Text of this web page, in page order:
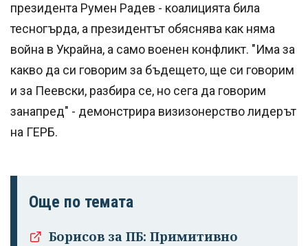
президента Румен Радев - коалицията била
тесногърда, а президентът обяснява как няма
война в Украйна, а само военен конфликт. "Има за
какво да си говорим за бъдещето, ще си говорим
и за Пеевски, разбира се, но сега да говорим
занапред" - демонстрира визизонерство лидерът
на ГЕРБ.
Още по темата
Борисов за ПБ: Примитивно